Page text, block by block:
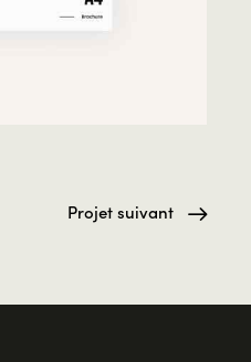
Projet suivant